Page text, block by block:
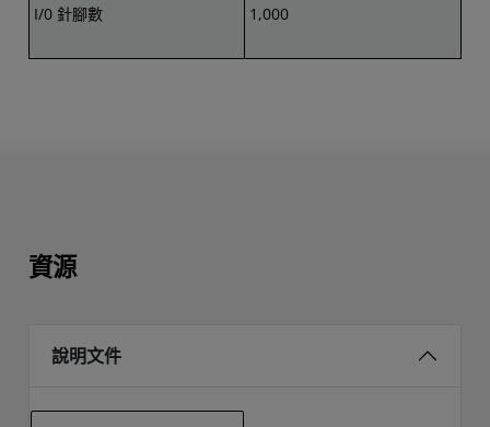
I/0 針腳數 1,000
資源
說明文件